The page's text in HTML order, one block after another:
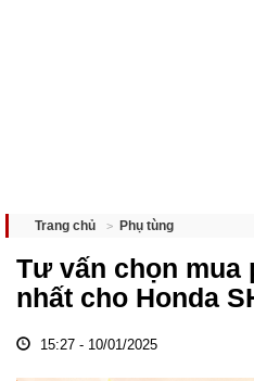
Trang chủ Phụ tùng
Tư vấn chọn mua
nhất cho Honda
15:27 - 10/01/2025